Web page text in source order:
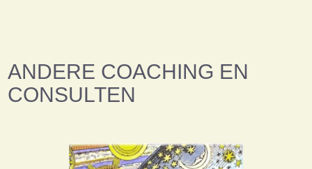
ANDERE COACHING EN
CONSULTEN